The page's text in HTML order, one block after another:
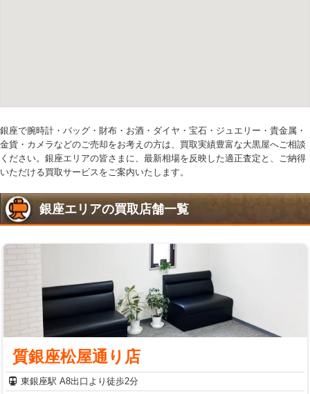
銀座で腕時計・バッグ・財布・お酒・ダイヤ・宝石・ジュエリー・貴金属・
金貨・カメラなどのご売却をお考えの方は、買取実績豊富な大黒屋へご相談
ください。銀座エリアの皆さまに、最新相場を反映した適正査定と、ご納得
いただける買取サービスをご案内いたします。
銀座エリアの買取店舗一覧
質銀座松屋通り店
東銀座駅 A8出口より徒歩2分